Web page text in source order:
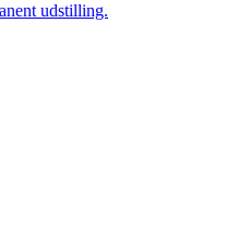
udstilling.